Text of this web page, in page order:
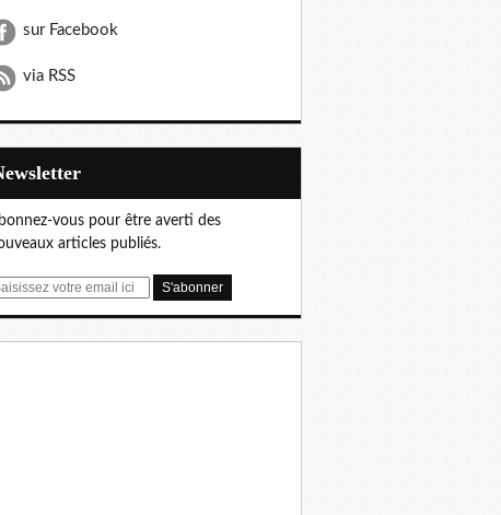
sur Facebook
via RSS
Newsletter
vous pour être averti des
articles publiés.